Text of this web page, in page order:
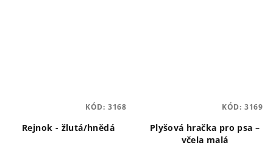
Rejnok - žlutá/hnědá
KÓD: 3168
Plyšová hračka pro psa –
včela malá
KÓD: 3169